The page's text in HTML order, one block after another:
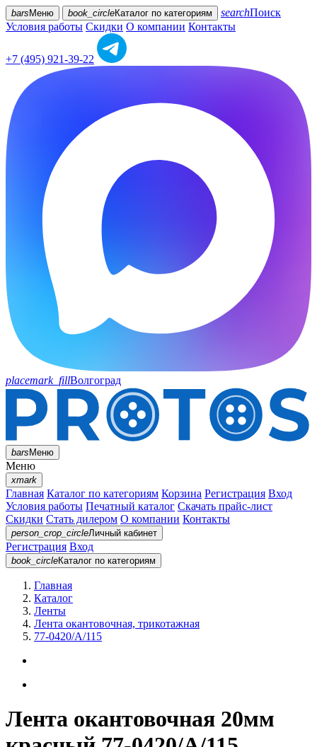
bars Меню book_circleКаталог по категориям searchПоиск
Условия работы Скидки О компании Контакты
+7 (495) 921-39-22
placemark_fillВолгоград
barsМеню
Меню
xmark
Главная Каталог по категориям Корзина Регистрация Вход
Условия работы Печатный каталог Скачать прайс-лист
Скидки Стать дилером О компании Контакты
person_crop_circleЛичный кабинет
Регистрация Вход
book_circleКаталог по категориям
Главная
Каталог
Ленты
Лента окантовочная, трикотажная
77-0420/А/115
Лента окантовочная 20мм